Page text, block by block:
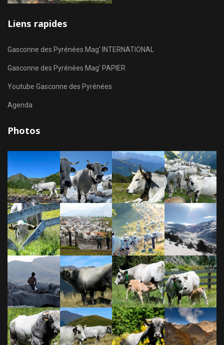
Liens rapides
Gasconne des Pyrénées Mag' INTERNATIONAL
Gasconne des Pyrénées Mag' PAPIER
Youtube Gasconne des Pyrénées
Agenda
Photos